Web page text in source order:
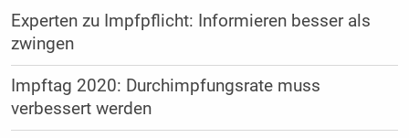
Experten zu Impfpflicht: Informieren besser als
zwingen
Impftag 2020: Durchimpfungsrate muss
verbessert werden